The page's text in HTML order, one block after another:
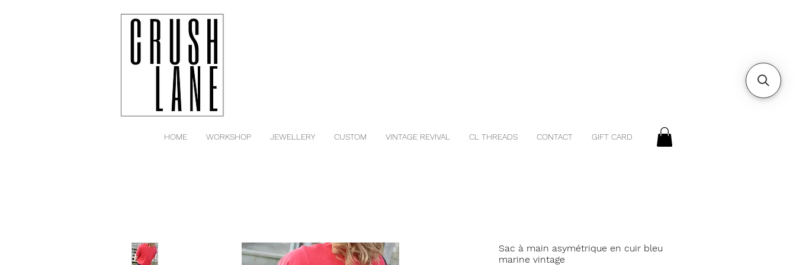
HOME WORKSHOP JEWELLERY CUSTOM VINTAGE REVIVAL CL THREADS CONTACT GIFT CARD
Sac à main asymétrique en cuir bleu
marine vintage